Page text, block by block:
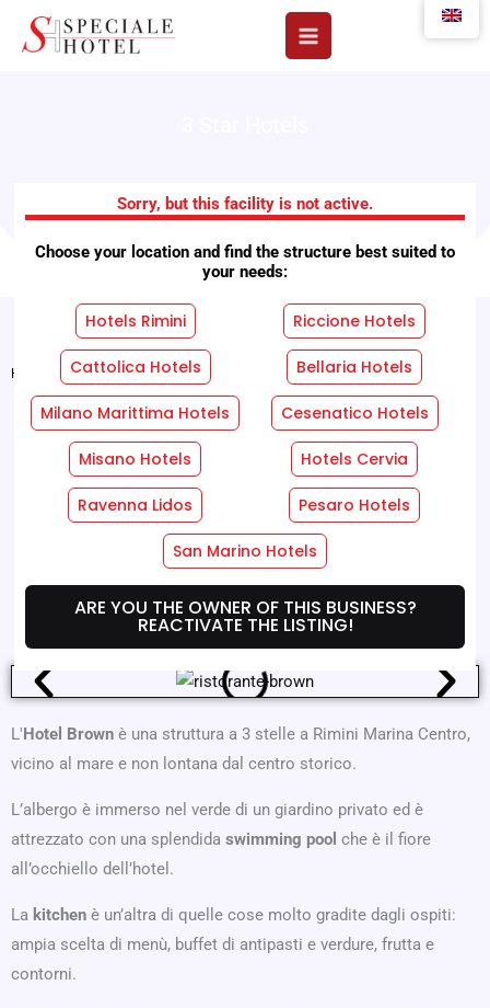
Sorry, but this facility is not active.
Choose your location and find the structure best suited to
your needs:
Hotels Rimini Riccione Hotels
Cattolica Hotels Bellaria Hotels
Milano Marittima Hotels Cesenatico Hotels
Misano Hotels Hotels Cervia
Ravenna Lidos Pesaro Hotels
San Marino Hotels
ARE YOU THE OWNER OF THIS BUSINESS?
REACTIVATE THE LISTING!
Hotel Brown
Home Facilities"Hotel Brown
REQUEST A FREE QUOTE WITHOUT OBLIGATION!
Hotel Services Room Services
L'Hotel Brown è una struttura a 3 stelle a Rimini Marina Centro,
vicino al mare e non lontana dal centro storico.
L’albergo è immerso nel verde di un giardino privato ed è
attrezzato con una splendida swimming pool che è il fiore
all’occhiello dell’hotel.
La kitchen è un’altra di quelle cose molto gradite dagli ospiti:
ampia scelta di menù, buffet di antipasti e verdure, frutta e
contorni.